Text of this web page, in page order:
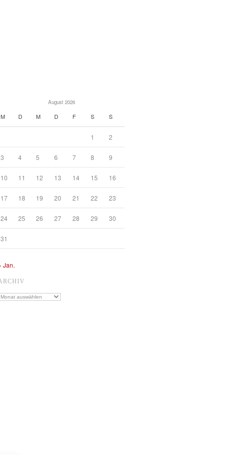
August 2026
M D M D F S S
1 2
3 4 5 6 7 8 9
10 11 12 13 14 15 16
17 18 19 20 21 22 23
24 25 26 27 28 29 30
31
Jan.
Archiv